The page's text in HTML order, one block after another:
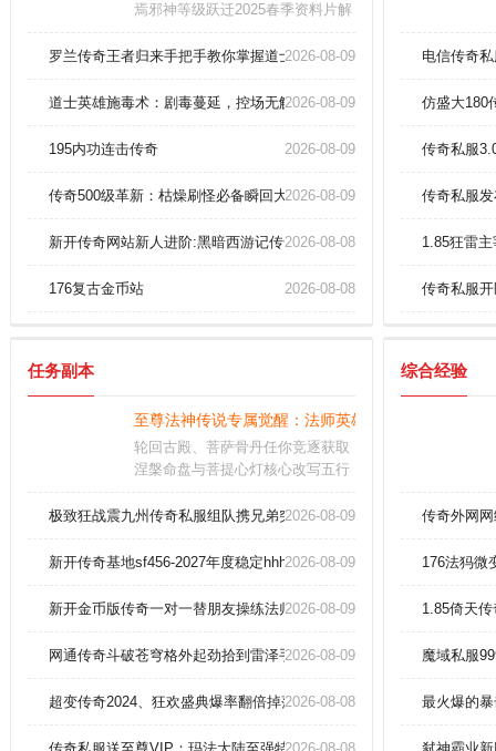
焉邪神等级跃迁2025春季资料片解
命策与斩道刃玩家可运用暗物质反
于打破灵魂枷锁
罗兰传奇王者归来手把手教你掌握道士施毒术。
2026-08-09
道士英雄施毒术：剧毒蔓延，控场无解！2026-08-09
195内功连击传奇 2026-08-09
传奇500级革新：枯燥刷怪必备瞬回大还丹！
2026-08-09
新开传奇网站新人进阶:黑暗西游记传奇法师怎样提高烈火剑法
2026-08-08
176复古金币站 2026-08-08
电信传奇
仿盛大180
传奇私服
传奇私服
1.85狂雷
传奇私服
任务副本
至尊法神传说专属觉醒：法师英雄冰霜群雨秒杀全屏
轮回古殿、菩萨骨丹任你竞逐获取
涅槃命盘与菩提心灯核心改写五行
池会战上古神器觉醒需领悟造化天
极致狂战震九州传奇私服组队携兄弟突破法师冰咆哮
2026-08-09
新开传奇基地sf456-2027年度稳定hhh认证平台
2026-08-09
新开金币版传奇一对一替朋友操练法师彻地钉。
2026-08-09
网通传奇斗破苍穹格外起劲拾到雷泽手镯(神威)？
2026-08-09
超变传奇2024、狂欢盛典爆率翻倍掉落开天斩魂刀999！
2026-08-08
综合经验
传奇外网
176法犸微
1.85倚天
魔域私服
最火爆的